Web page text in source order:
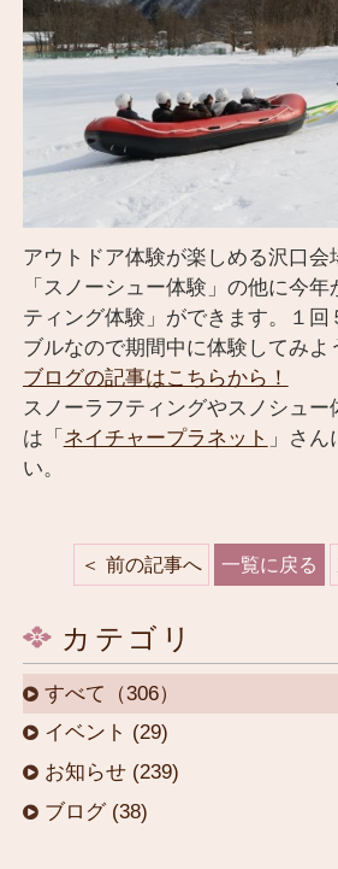
アウトドア体験が楽しめる沢口会
「スノーシュー体験」の他に今
ティング体験」ができます。１回
ブルなので期間中に体験してみよ
ブログの記事はこちらから！
スノーラフティングやスノシュー
は「 ネイチャープラネット 」さ
い。
前の記事へ 一覧に戻る
カテゴリ
すべて（306）
イベント (29)
お知らせ (239)
ブログ (38)